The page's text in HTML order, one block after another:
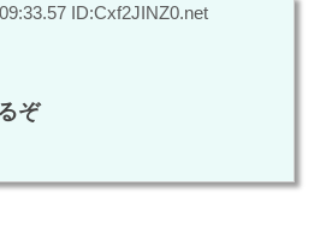
ID:Cxf2JINZ0.net
ぞ